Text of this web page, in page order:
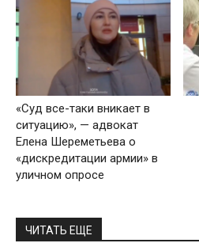
«Суд все-таки вникает в
ситуацию», — адвокат
Елена Шереметьева о
«дискредитации армии» в
уличном опросе
ЧИТАТЬ ЕЩЕ